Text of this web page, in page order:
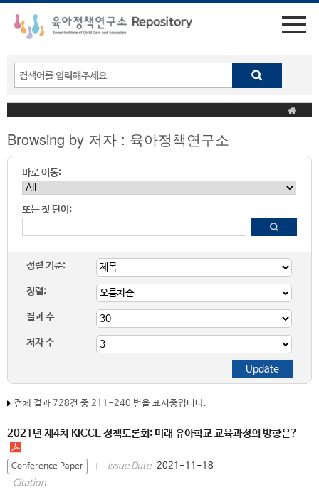
Browsing by 저자 : 육아정책연구소
바로 이동:
또는 첫 단어:
정렬 기준:
정렬:
결과 수
저자 수
전체 결과 728건 중 211-240 번을 표시중입니다.
2021년 제4차 KICCE 정책토론회: 미래 유아학교 교육과정의 방향은?
Conference Paper Issue Date 2021-11-18
Citation